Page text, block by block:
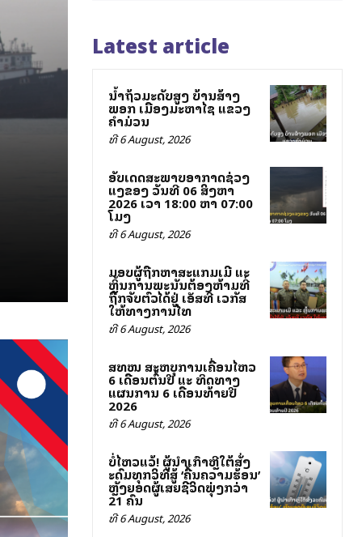
Latest article
ນ້ຳຖ້ວມລະດັບສູງ ບ້ານສ້າງ
ພອກ ເມືອງມະຫາໄຊ ແຂວງ
ຄຳມ່ວນ
ທີ 6 August, 2026
ອັບເດດສະພາບອາກາດຊ່ວງ
ແລງຂອງ ວັນທີ 06 ສິງຫາ
2026 ເວລາ 18:00 ຫາ 07:00
ໂມງ
ທີ 6 August, 2026
ມອບຜູ້ຖືກຫາສະແກມເມີ ແລະ
ຫຼິ້ນການພະນັນຕ້ອງຫ້າມທີ່
ຖືກຈັບຕົວໄດ້ຢູ່ ເອັສທີ ເວກັສ
ໃຫ້ທາງການໄທ
ທີ 6 August, 2026
ສທໜລ ສະຫລຸບການເຄື່ອນໄຫວ
6 ເດືອນຕົ້ນປີ ແລະ ທິດທາງ
ແຜນການ 6 ເດືອນທ້າຍປີ
2026
ທີ 6 August, 2026
ບໍ່ໄຫວແລ້ວ! ຜູ້ນຳເກົາຫຼີໃຕ້ສັ່ງ
ລະດົມທຸກວິທີສູ້ ‘ຄື້ນຄວາມຮ້ອນ’
ຫຼັງຍອດຜູ້ເສຍຊີວິດພຸ່ງກວ່າ
21 ຄົນ
ທີ 6 August, 2026